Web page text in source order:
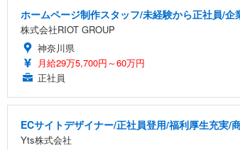
ホームページ制作スタッフ/未経験から正社員/
株式会社RIOT GROUP
神奈川県
月給29万5,700円～60万円
正社員
ECサイトデザイナー/正社員登用/福利厚生充実/
Yts株式会社